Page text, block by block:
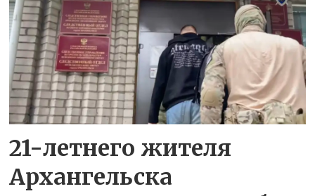
21-летнего жителя
Архангельска